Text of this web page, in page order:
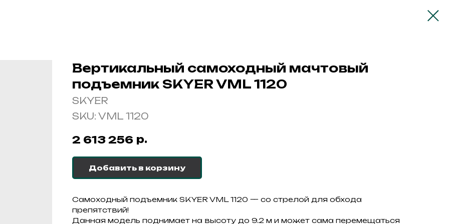
Вертикальный самоходный мачтовый
подъемник SKYER VML 1120
SKYER
SKU: VML 1120
2 613 256 р.
Добавить в корзину
Самоходный подъемник SKYER VML 1120 — со стрелой для обхода
препятствий!
Данная модель поднимает на высоту до 9.2 м и может сама перемещаться